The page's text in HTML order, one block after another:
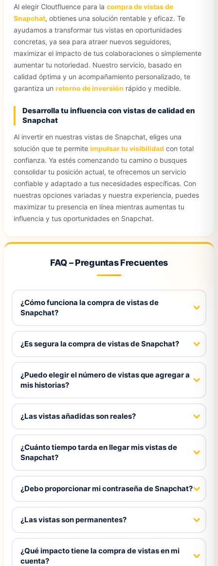
Al elegir Cloutfluence para la compra de vistas de
Snapchat, obtienes una solución rentable y eficaz. Te
ayudamos a transformar tus vistas en oportunidades
concretas, ya sea para atraer nuevos seguidores,
maximizar el impacto de tus colaboraciones o simplemente
aumentar tu notoriedad. Nuestro servicio, basado en
calidad óptima y un acompañamiento personalizado, te
garantiza un retorno de inversión rápido y medible.
Desarrolla tu influencia con vistas de calidad en
Snapchat
Al invertir en nuestras vistas de Snapchat, eliges una
solución que te permite impulsar tu visibilidad con total
confianza. Ya estés comenzando tu camino o busques
consolidar tu posición actual, te ofrecemos un servicio
confiable y adaptado a tus necesidades específicas. Con
nuestras opciones variadas y nuestra experiencia, puedes
maximizar tu presencia en línea mientras aumentas tu
influencia y tus oportunidades en Snapchat.
FAQ – Preguntas Frecuentes
¿Cómo funciona la compra de vistas de
Snapchat?
¿Es segura la compra de vistas de Snapchat?
¿Puedo elegir el número de vistas que agregar a
mis historias?
¿Las vistas añadidas son reales?
¿Cuánto tiempo tarda en llegar mis vistas de
Snapchat?
¿Debo proporcionar mi contraseña de Snapchat?
¿Las vistas son permanentes?
¿Qué impacto tiene la compra de vistas en mi
cuenta?